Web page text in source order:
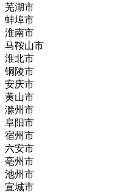
芜湖市
蚌埠市
淮南市
马鞍山市
淮北市
铜陵市
安庆市
黄山市
滁州市
阜阳市
宿州市
六安市
亳州市
池州市
宣城市